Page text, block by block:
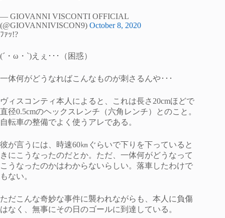
— GIOVANNI VISCONTI OFFICIAL
(@GIOVANNIVISCON9) October 8, 2020
ﾌｧｯ!?
(´・ω・`)えぇ･･･（困惑）
一体何がどうなればこんなものが刺さるんや･･･
ヴィスコンティ本人によると、これは長さ20cmほどで
直径0.5cmのヘックスレンチ（六角レンチ）とのこと。
自転車の整備でよく使うアレである。
彼が言うには、時速60㎞ぐらいで下りを下っていると
きにこうなったのだとか。ただ、一体何がどうなって
こうなったのかはわからないらしい。落車したわけで
もない。
ただこんな奇妙な事件に襲われながらも、本人に負傷
はなく、無事にその日のゴールに到達している。